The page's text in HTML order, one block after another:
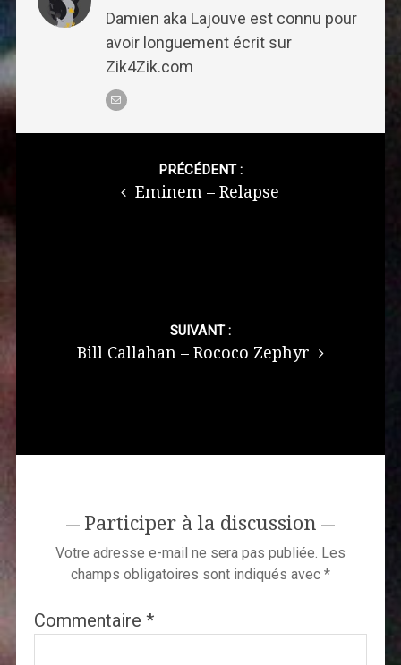
Damien aka Lajouve est connu pour
avoir longuement écrit sur
Zik4Zik.com
PRÉCÉDENT :
Eminem – Relapse
SUIVANT :
Bill Callahan – Rococo Zephyr
Participer à la discussion
Votre adresse e-mail ne sera pas publiée. Les
champs obligatoires sont indiqués avec *
Commentaire *